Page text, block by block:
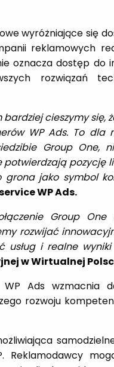
wyróżniające się
reklamowych
oznacza dostęp do
rozwiązań
cieszymy się,
WP Ads. To dla
Group One,
pozycję
grona jako symbol
WP Ads.
Group
rozwijać
usług i realne wyniki
w Wirtualnej
Ads wzmacnia
rozwoju
Reklamodawcy